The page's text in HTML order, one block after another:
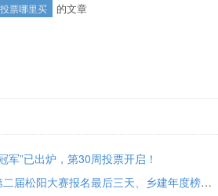
票哪里买 的文章
军”已出炉，第30周投票开启！
牛初一乡村学报36期 | 第二届松阳大赛报名最后三天、乡建年度榜样大众投票进行中